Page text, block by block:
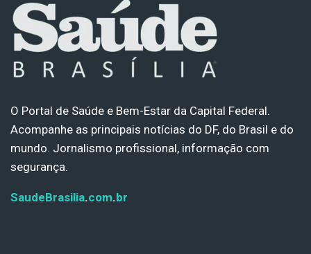
O Portal de Saúde e Bem-Estar da Capital Federal.
Acompanhe as principais notícias do DF, do Brasil e do
mundo. Jornalismo profissional, informação com
segurança.
SaudeBrasilia.com.br